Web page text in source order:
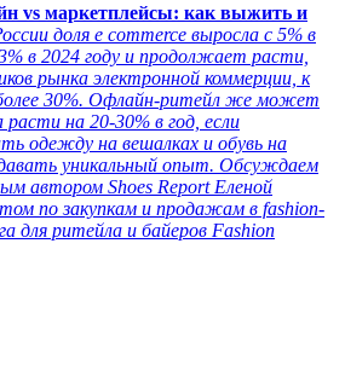
vs маркетплейсы: как выжить и
доля e commerce выросла с 5% в
в 2024 году и продолжает расти,
рынка электронной коммерции, к
30%. Офлайн-ритейл же может
на 20-30% в год, если
одежду на вешалках и обувь на
уникальный опыт. Обсуждаем
автором Shoes Report Еленой
по закупкам и продажам в fashion-
для ритейла и байеров Fashion